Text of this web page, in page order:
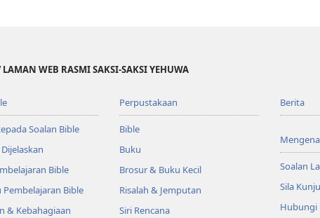
LAMAN WEB RASMI SAKSI-SAKSI YEHUWA
Soalan Bible
Bible
Pembelajaran Bible
& Kebahagiaan
Perpustakaan
Bible
Buku
Brosur & Buku Kecil
Risalah & Jemputan
Siri Rencana
Berita
Soalan
Sila
Hubungi